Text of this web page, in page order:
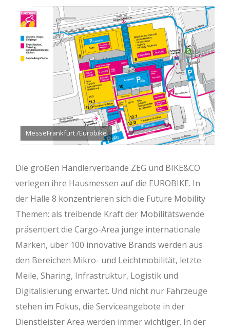
MesseFrankfurt /Eurobike
Die großen Händlerverbände ZEG und BIKE&CO
verlegen ihre Hausmessen auf die EUROBIKE. In
der Halle 8 konzentrieren sich die Future Mobility
Themen: als treibende Kraft der Mobilitätswende
präsentiert die Cargo-Area junge internationale
Marken, über 100 innovative Brands werden aus
den Bereichen Mikro- und Leichtmobilität, letzte
Meile, Sharing, Infrastruktur, Logistik und
Digitalisierung erwartet. Und nicht nur Fahrzeuge
stehen im Fokus, die Serviceangebote in der
Dienstleister Area werden immer wichtiger. In der